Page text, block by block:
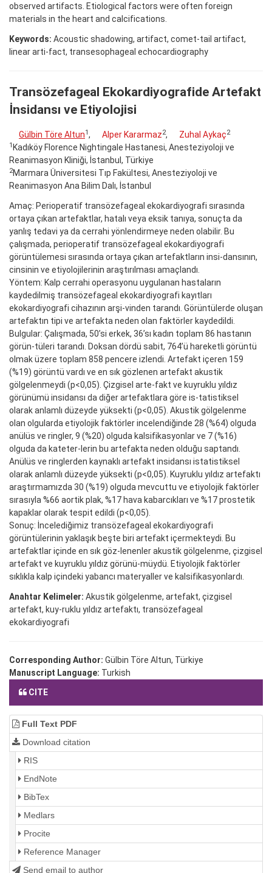
observed artifacts. Etiological factors were often foreign
materials in the heart and calcifications.
Keywords: Acoustic shadowing, artifact, comet-tail artifact,
linear arti-fact, transesophageal echocardiography
Transözefageal Ekokardiyografide Artefakt
İnsidansı ve Etiyolojisi
Gülbin Töre Altun1, Alper Kararmaz2, Zuhal Aykaç2
1 Kadıköy Florence Nightingale Hastanesi, Anesteziyoloji ve
Reanimasyon Kliniği, İstanbul, Türkiye
2Marmara Üniversitesi Tıp Fakültesi, Anesteziyoloji ve
Reanimasyon Ana Bilim Dalı, İstanbul
Amaç: Perioperatif transözefageal ekokardiyografi sırasında
ortaya çıkan artefaktlar, hatalı veya eksik tanıya, sonuçta da
yanlış tedavi ya da cerrahi yönlendirmeye neden olabilir. Bu
çalışmada, perioperatif transözefageal ekokardiyografi
görüntülemesi sırasında ortaya çıkan artefaktların insi-dansının,
cinsinin ve etiyolojilerinin araştırılması amaçlandı.
Yöntem: Kalp cerrahi operasyonu uygulanan hastaların
kaydedilmiş transözefageal ekokardiyografi kayıtları
ekokardiyografi cihazının arşi-vinden tarandı. Görüntülerde oluşan
artefaktın tipi ve artefakta neden olan faktörler kaydedildi.
Bulgular: Çalışmada, 50’si erkek, 36’sı kadın toplam 86 hastanın
görün-tüleri tarandı. Doksan dördü sabit, 764’ü hareketli görüntü
olmak üzere toplam 858 pencere izlendi. Artefakt içeren 159
(%19) görüntü vardı ve en sık gözlenen artefakt akustik
gölgelenmeydi (p<0,05). Çizgisel arte-fakt ve kuyruklu yıldız
görünümü insidansı da diğer artefaktlara göre is-tatistiksel
olarak anlamlı düzeyde yüksekti (p<0,05). Akustik gölgelenme
olan olgularda etiyolojik faktörler incelendiğinde 28 (%64) olguda
anülüs ve ringler, 9 (%20) olguda kalsifikasyonlar ve 7 (%16)
olguda da kateter-lerin bu artefakta neden olduğu saptandı.
Anülüs ve ringlerden kaynaklı artefakt insidansı istatistiksel
olarak anlamlı düzeyde yüksekti (p<0,05). Kuyruklu yıldız artefaktı
araştırmamızda 30 (%19) olguda mevcuttu ve etiyolojik faktörler
sırasıyla %66 aortik plak, %17 hava kabarcıkları ve %17 prostetik
kapaklar olarak tespit edildi (p<0,05).
Sonuç: İncelediğimiz transözefageal ekokardiyografi
görüntülerinin yaklaşık beşte biri artefakt içermekteydi. Bu
artefaktlar içinde en sık göz-lenenler akustik gölgelenme, çizgisel
artefakt ve kuyruklu yıldız görünü-müydü. Etiyolojik faktörler
sıklıkla kalp içindeki yabancı materyaller ve kalsifikasyonlardı.
Anahtar Kelimeler: Akustik gölgelenme, artefakt, çizgisel
artefakt, kuy-ruklu yıldız artefaktı, transözefageal
ekokardiyografi
Corresponding Author: Gülbin Töre Altun, Türkiye
Manuscript Language: Turkish
CITE
Full Text PDF
Download citation
RIS
EndNote
BibTex
Medlars
Procite
Reference Manager
Send email to author